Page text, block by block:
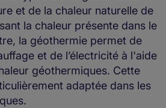
et de la chaleur naturelle de
la chaleur présente dans le
la géothermie permet de
et de l’électricité à l'aide
géothermiques. Cette
adaptée dans les